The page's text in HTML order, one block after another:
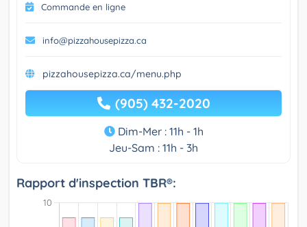
Commande en ligne
info@pizzahousepizza.ca
pizzahousepizza.ca/menu.php
(905) 432-2020
Dim-Mer : 11h - 1h
Jeu-Sam : 11h - 3h
Rapport d'inspection TBR®: